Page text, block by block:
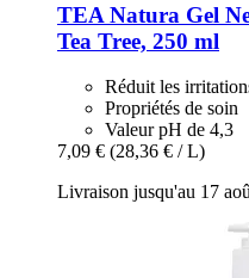
TEA Natura Gel
Tea Tree, 250 ml
Réduit les
Propriétés de soin
Valeur pH de 4,3
7,09 € (28,36 € / L)
Livraison jusqu'au 17